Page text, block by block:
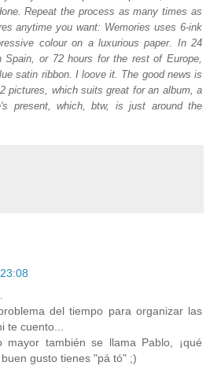
Repeat the process as many times as
anytime you want: Wemories uses 6-ink
colour on a luxurious paper. In 24
or 72 hours for the rest of Europe,
satin ribbon. I loove it. The good news is
pictures, which suits great for an album, a
present, which, btw, is just around the
del tiempo para organizar las
te cuento...
mayor también se llama Pablo, ¡qué
gusto tienes "pá tó" ;)